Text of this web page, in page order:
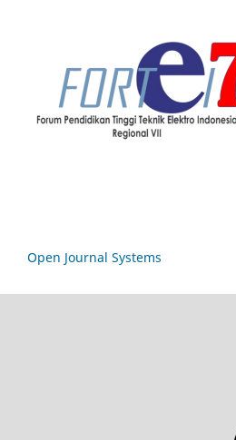
Open Journal Systems